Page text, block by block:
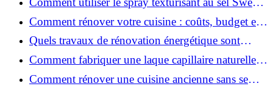
Salt pour des cheveux effet plage ?
Comment rénover votre cuisine : coûts, budget et
astuces bois ?
Quels travaux de rénovation énergétique sont
éligibles à MaPrimeRénov' ?
Comment fabriquer une laque capillaire naturelle
maison ?
Comment rénover une cuisine ancienne sans se